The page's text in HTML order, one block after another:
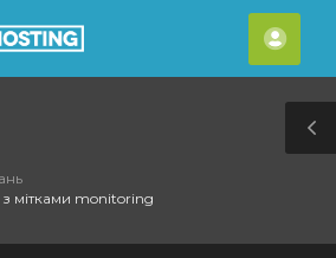
мітками monitoring